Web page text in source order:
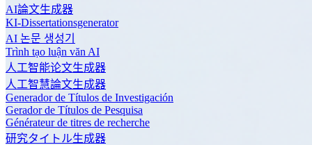
AI論文生成器
KI-Dissertationsgenerator
AI 논문 생성기
Trình tạo luận văn AI
人工智能论文生成器
人工智慧論文生成器
Generador de Títulos de Investigación
Gerador de Títulos de Pesquisa
Générateur de titres de recherche
研究タイトル生成器